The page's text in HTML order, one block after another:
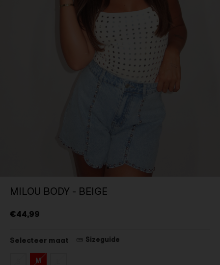
MILOU BODY - BEIGE
€44,99
Selecteer maat Sizeguide
M